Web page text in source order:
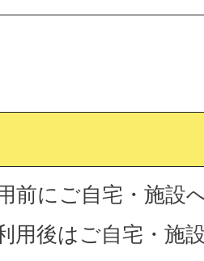
前にご自宅・施設
用後はご自宅・施